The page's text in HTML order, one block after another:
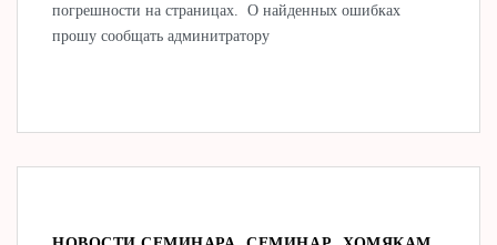
погрешности на страницах. О найденных ошибках
прошу сообщать админитратору